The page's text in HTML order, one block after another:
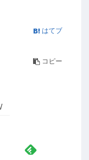
はてブ
コピー